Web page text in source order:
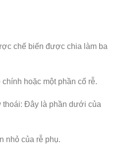
chế biến được chia làm ba
hoặc một phần cổ rễ.
Đây là phần dưới của
nhỏ của rễ phụ.